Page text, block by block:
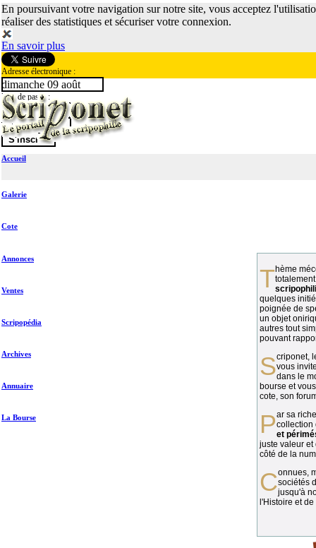
En poursuivant votre navigation sur notre site, vous acceptez
réaliser des statistiques et sécuriser votre connexion.
En savoir plus
Adresse électronique :
Mot de passe :
dimanche 09 août
Accueil
Galerie
Cote
Annonces
Ventes
Scripopédia
Archives
Annuaire
La Bourse
Thème méconnu des collectionneurs et
quelques
poignée de
un objet
autres tout
pouvant
vous
dans le
bourse et
cote, son
Par sa richesse et sa diversité, lacollection
et
juste valeur et
côté de la
Connues, méconnues, ou inconnues, lessociétés
jusqu'à
l'Histoire et